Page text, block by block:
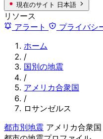
現在のサイト 日本語
リソース
アラート
プライバシ
ホーム
/
国別の地震
/
アメリカ合衆国
/
ロサンゼルス
都市別地震 アメリカ合衆国